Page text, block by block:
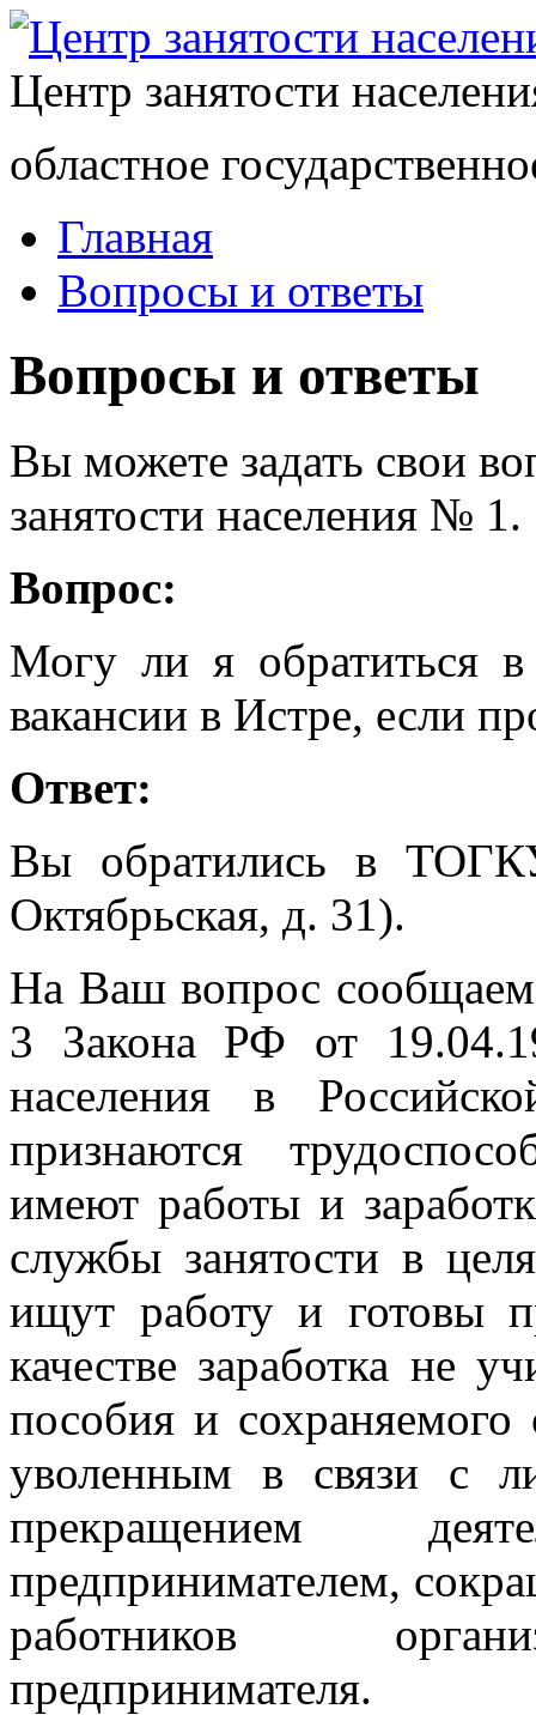
Центр занятости
областное
Главная
Вопросы и ответы
Вопросы и ответы
Вы можете задать свои
занятости населения № 1.
Вопрос:
Могу ли я обратиться в
вакансии в Истре, если
Ответ:
Вы обратились в
Октябрьская, д. 31).
На Ваш вопрос сообщаем,
3 Закона РФ от
населения в
признаются
имеют работы и
службы занятости в
ищут работу и готовы
качестве заработка не
пособия и сохраняемого
уволенным в связи с
прекращением
предпринимателем,
работников
предпринимателя.